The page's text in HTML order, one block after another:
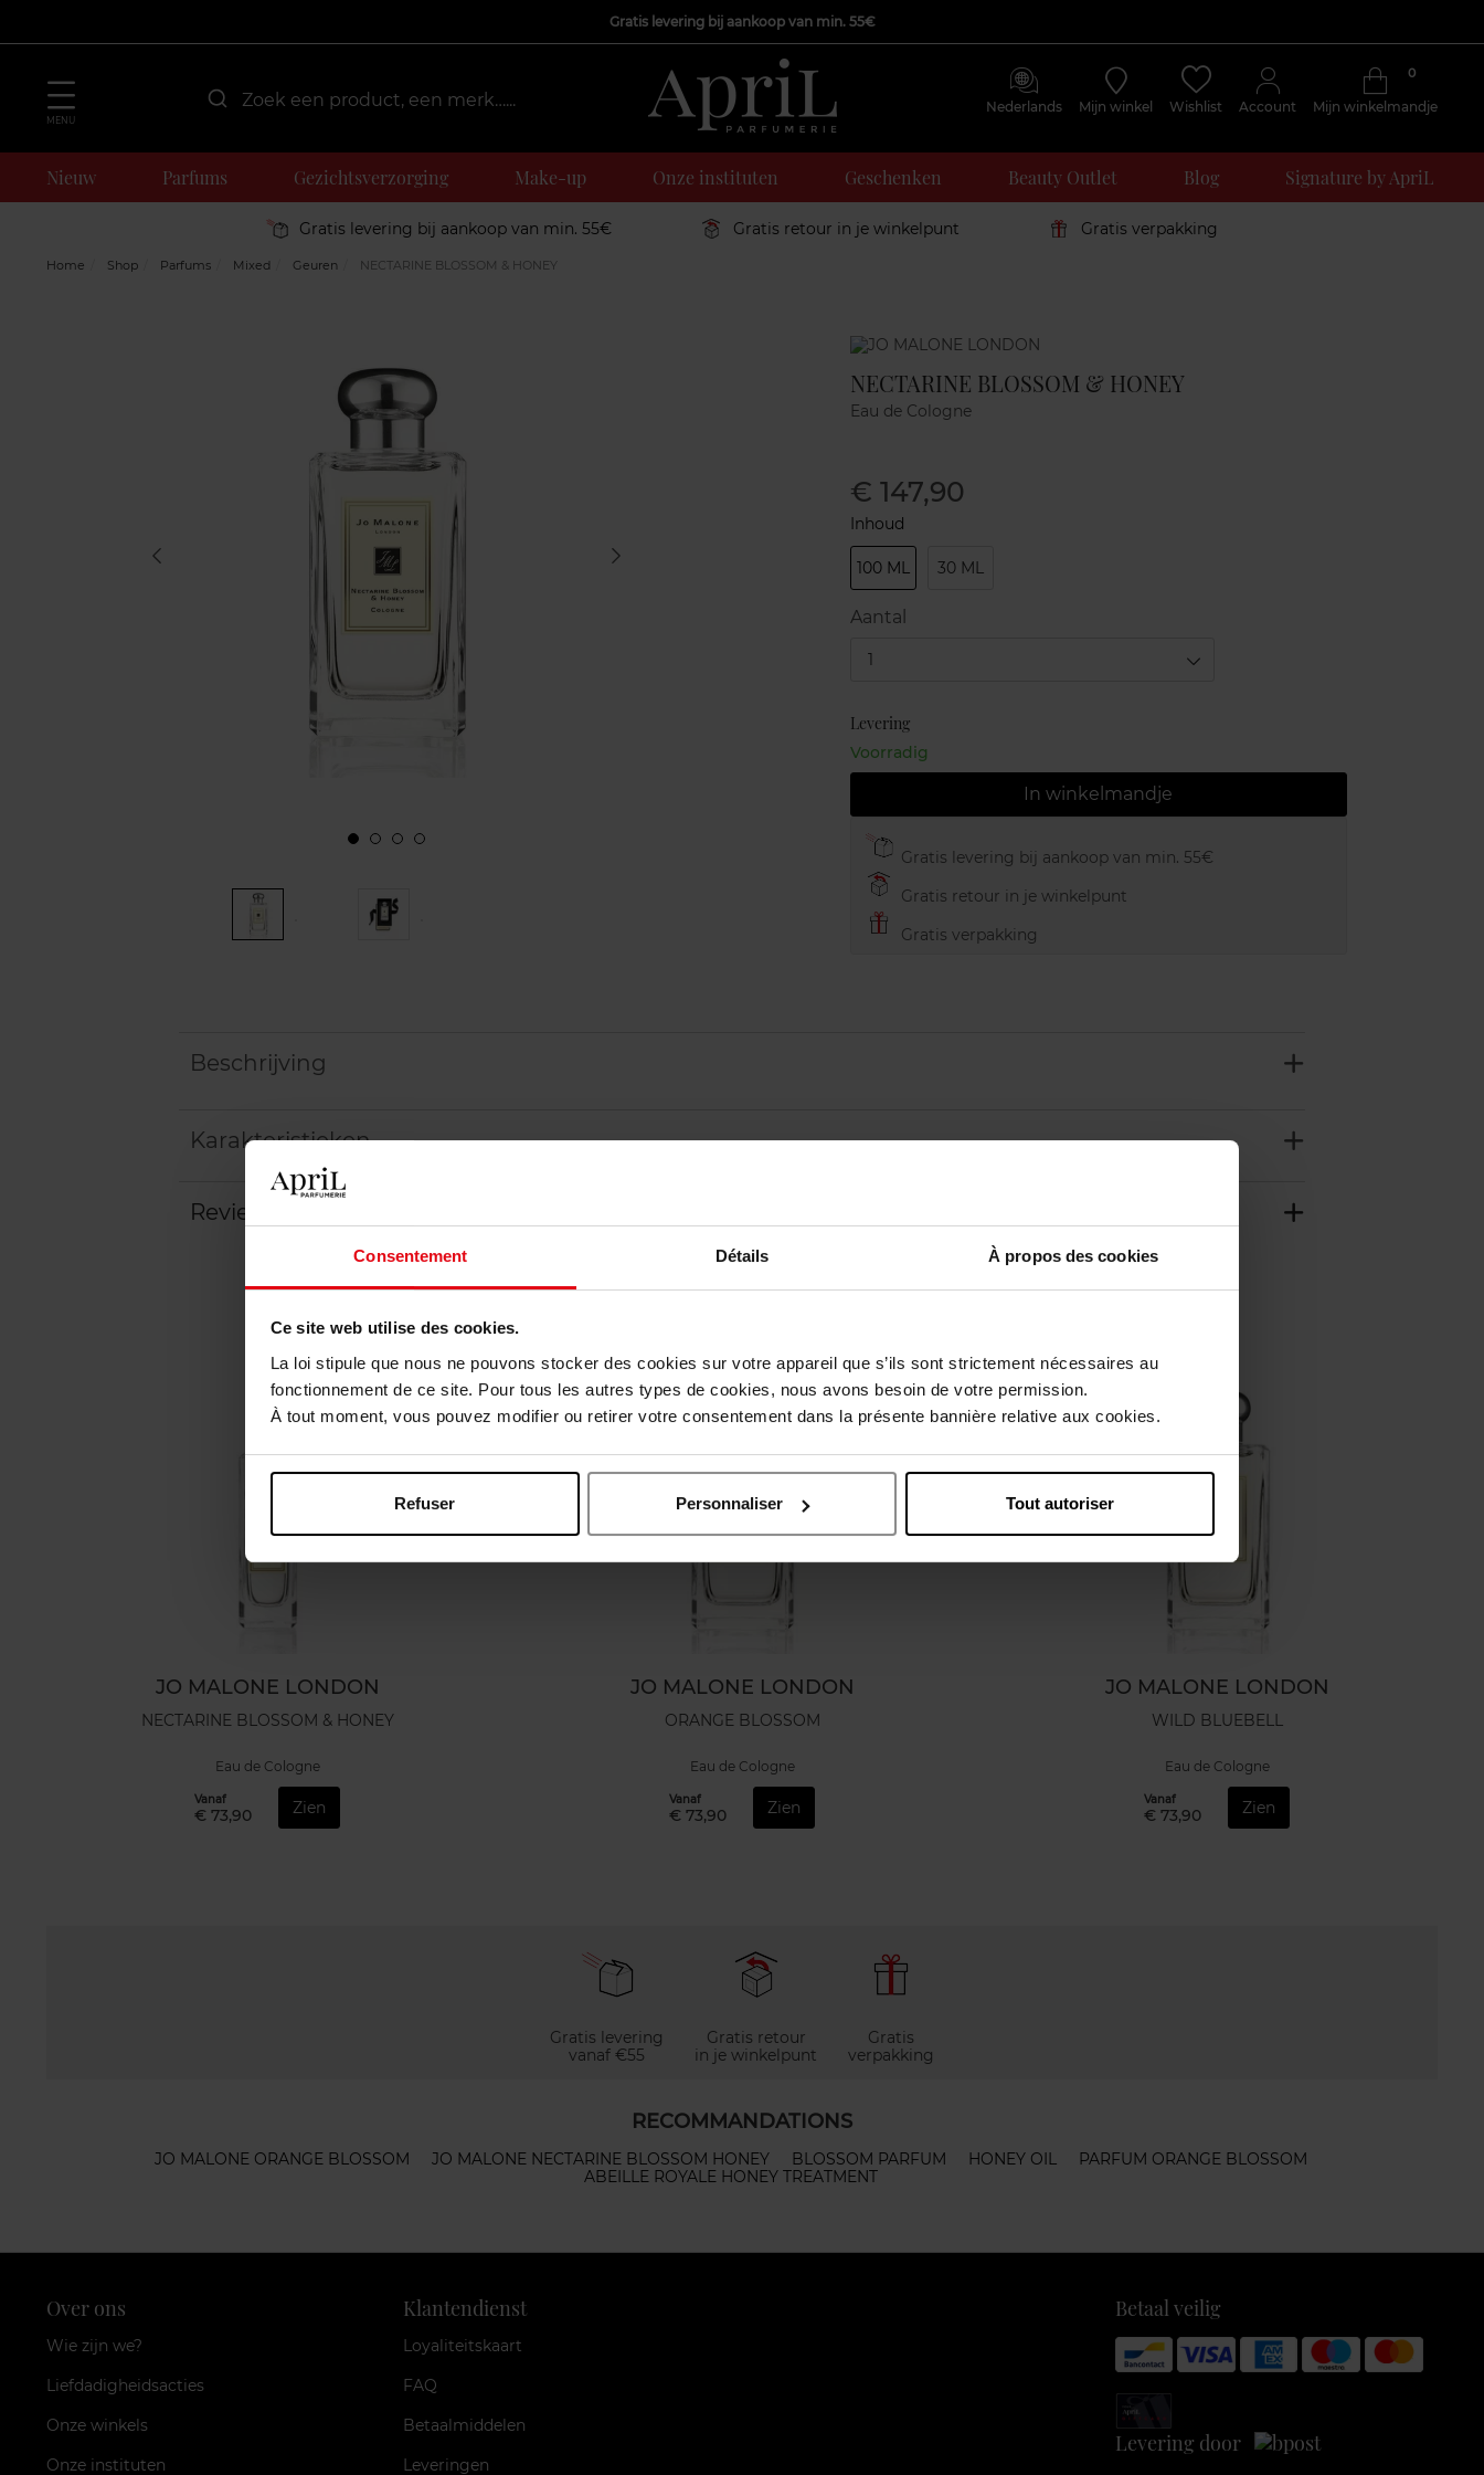
Consentement Détails À propos des cookies
Ce site web utilise des cookies.
La loi stipule que nous ne pouvons stocker des cookies sur votre appareil que s’ils sont strictement nécessaires au
fonctionnement de ce site. Pour tous les autres types de cookies, nous avons besoin de votre permission.
À tout moment, vous pouvez modifier ou retirer votre consentement dans la présente bannière relative aux cookies.
Refuser Personnaliser Tout autoriser
Gratis levering bij aankoop van min. 55€
MENU
Nederlands Mijn winkel Wishlist Account Mijn winkelmandje
0
Nieuw Parfums Gezichtsverzorging Make-up Onze instituten Geschenken Beauty Outlet Blog Signature by ApriL
Gratis levering bij aankoop van min. 55€ Gratis retour in je winkelpunt Gratis verpakking
Home Shop Parfums Mixed Geuren NECTARINE BLOSSOM & HONEY
Marque
NECTARINE BLOSSOM & HONEY
Eau de Cologne
€ 147,90
Inhoud
100 ML 30 ML
Aantal
1
Levering
Voorradig
In winkelmandje
Gratis levering bij aankoop van min. 55€
Gratis retour in je winkelpunt
Gratis verpakking
Beschrijving
Karakteristieken
Review
Nog iets vergeten ?
JO MALONE LONDON
NECTARINE BLOSSOM & HONEY
Eau de Cologne
Vanaf
€ 73,90 Zien
JO MALONE LONDON
ORANGE BLOSSOM
Eau de Cologne
Vanaf
€ 73,90 Zien
JO MALONE LONDON
WILD BLUEBELL
Eau de Cologne
Vanaf
€ 73,90 Zien
Gratis levering
vanaf €55
Gratis retour
in je winkelpunt
Gratis
verpakking
RECOMMANDATIONS
JO MALONE ORANGE BLOSSOM JO MALONE NECTARINE BLOSSOM HONEY BLOSSOM PARFUM HONEY OIL
PARFUM ORANGE BLOSSOM
ABEILLE ROYALE HONEY TREATMENT
Over ons
Wie zijn we?
Liefdadigheidsacties
Onze winkels
Onze instituten
Klantendienst
Loyaliteitskaart
FAQ
Betaalmiddelen
Leveringen
Betaal veilig
Levering door